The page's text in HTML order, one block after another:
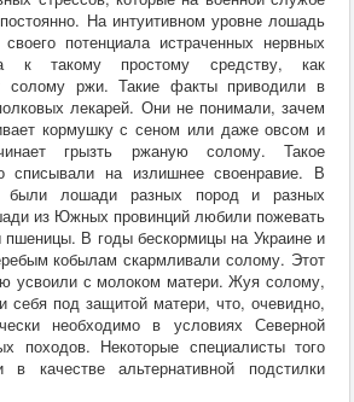
На интуитивном уровне лошадь
потенциала истраченных нервных
к такому простому средству, как
солому ржи. Такие факты приводили в
лекарей. Они не понимали, зачем
кормушку с сеном или даже овсом и
грызть ржаную солому. Такое
списывали на излишнее своенравие. В
были лошади разных пород и разных
из Южных провинций любили пожевать
пшеницы. В годы бескормицы на Украине и
кобылам скармливали солому. Этот
усвоили с молоком матери. Жуя солому,
себя под защитой матери, что, очевидно,
необходимо в условиях Северной
походов. Некоторые специалисты того
в качестве альтернативной подстилки